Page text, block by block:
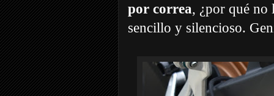
por correa, ¿por qué no
sencillo y silencioso.